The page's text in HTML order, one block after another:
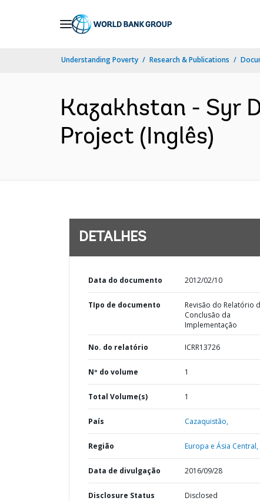
Understanding Poverty Research & Publications
Kazakhstan - Syr
Project (Inglês)
DETALHES
Data do documento 2012/02/10
TIpo de documento
Revisão do Relatório
Conclusão da
Implementação
No. do relatório ICRR13726
Nº do volume 1
Total Volume(s) 1
País Cazaquistão,
Região Europa e Ásia Central,
Data de divulgação 2016/09/28
Disclosure Status Disclosed